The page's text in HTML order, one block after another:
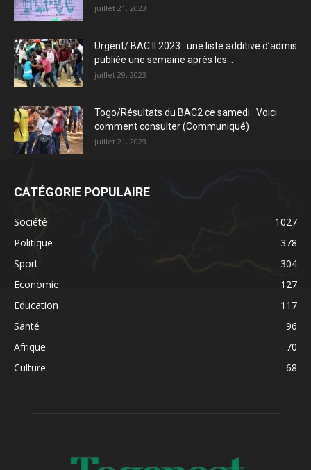
juillet 21, 2023
Urgent/ BAC II 2023 : une liste additive d’admis
publiée une semaine après les...
juillet 29, 2023
Togo/Résultats du BAC2 ce samedi : Voici
comment consulter (Communiqué)
juillet 21, 2023
CATÉGORIE POPULAIRE
Société
1027
Politique
378
Sport
304
Economie
127
Education
117
Santé
96
Afrique
70
Culture
68